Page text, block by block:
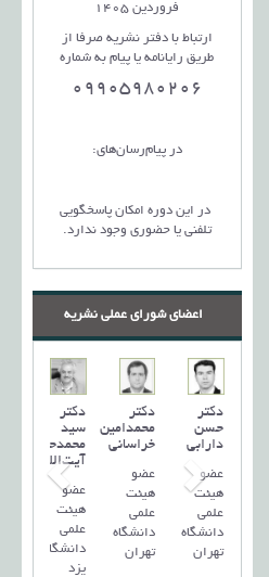
فروردین 1405
ارتباط با دفتر نشریه صرفا از
طریق رایانامه یا پیام به شماره
09905980206
در پیام‌رسان‌های:
در این دوره امکان پاسخگویی
تلفنی یا حضوری وجود ندارد.
اعضای شورای عملی نشریه
دکتر
سید
محمد‌حسین
آیت‌اللهی
عضو
هیئت
علمی
دانشگاه
یزد
دکتر
محمدامین
خراسانی
عضو
هیئت
علمی
دانشگاه
تهران
دکتر
حسن
دارابی
عضو
هیئت
علمی
دانشگاه
تهران